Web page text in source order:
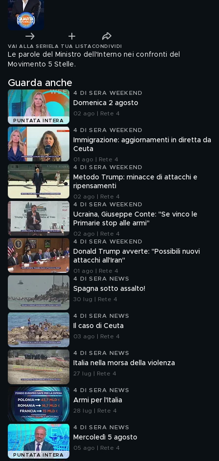
VAI ALLA SERIE LA TUA LISTA CONDIVIDI
Le parole del Ministro dell'Interno nei confronti del
Movimento 5 Stelle.
Guarda anche
PUNTATA INTERA
4 DI SERA WEEKEND
Domenica 2 agosto
02 ago | Rete 4
4 DI SERA WEEKEND
Immigrazione: aggiornamenti in diretta da
Ceuta
01 ago | Rete 4
4 DI SERA WEEKEND
Metodo Trump: minacce di attacchi e
ripensamenti
02 ago | Rete 4
4 DI SERA WEEKEND
Ucraina, Giuseppe Conte: "Se vinco le
Primarie stop alle armi"
02 ago | Rete 4
4 DI SERA WEEKEND
Donald Trump avverte: "Possibili nuovi
attacchi all'Iran"
01 ago | Rete 4
4 DI SERA NEWS
Spagna sotto assalto!
30 lug | Rete 4
4 DI SERA NEWS
Il caso di Ceuta
03 ago | Rete 4
4 DI SERA NEWS
Italia nella morsa della violenza
27 lug | Rete 4
4 DI SERA NEWS
Armi per l'Italia
28 lug | Rete 4
PUNTATA INTERA
4 DI SERA NEWS
Mercoledì 5 agosto
05 ago | Rete 4